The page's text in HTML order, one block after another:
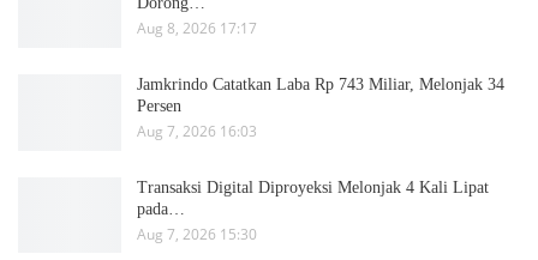
Aug 8, 2026 17:17
Jamkrindo Catatkan Laba Rp 743 Miliar, Melonjak 34
Persen
Aug 7, 2026 16:03
Transaksi Digital Diproyeksi Melonjak 4 Kali Lipat
pada…
Aug 7, 2026 15:30